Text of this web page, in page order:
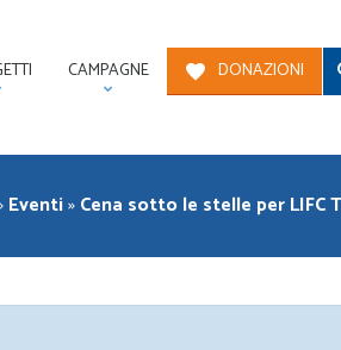
CAMPAGNE DONAZIONI
Eventi»Cena sotto le stelle per LIFC